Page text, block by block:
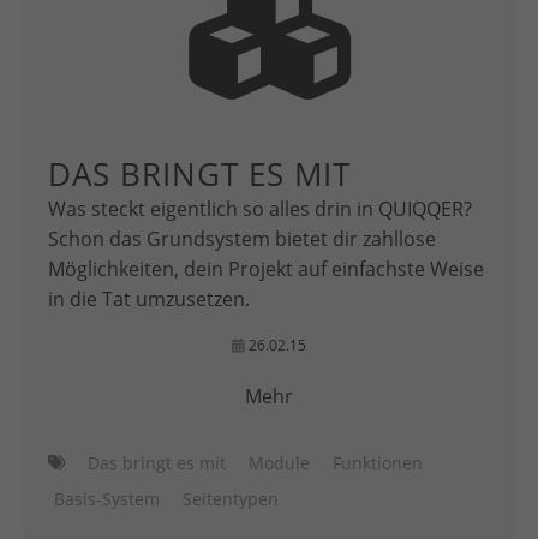
DAS BRINGT ES MIT
Was steckt eigentlich so alles drin in QUIQQER?
Schon das Grundsystem bietet dir zahllose
Möglichkeiten, dein Projekt auf einfachste Weise
in die Tat umzusetzen.
26.02.15
Mehr
Das bringt es mit Module
Funktionen
Basis-System
Seitentypen